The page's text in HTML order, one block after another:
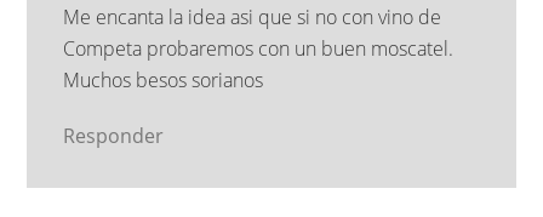
Me encanta la idea asi que si no con vino de
Competa probaremos con un buen moscatel.
Muchos besos sorianos
Responder